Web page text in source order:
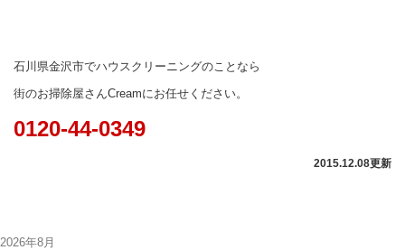
石川県金沢市でハウスクリーニングのことなら
街のお掃除屋さんCreamにお任せください。
0120-44-0349
2015.12.08更新
2026年8月